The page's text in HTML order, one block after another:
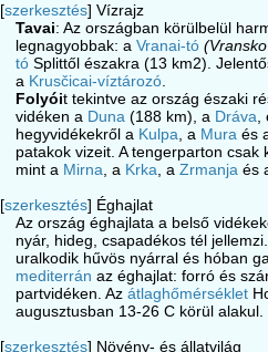
[szerkesztés] Vízrajz
Tavai: Az országban körülbelül
legnagyobbak: a Vranai-tó
tó Splittől északra (13 km2).
a Krusčicai-víztározó
Folyóit tekintve az ország északi
vidéken a Duna (188 km), a Dráva
hegyvidékekről a Kulpa , a Mura és
patakok vizeit. A tengerparton
mint a Mirna , a Krka , a Zrmanja és
[szerkesztés] Éghajlat
Az ország éghajlata a belső
nyár, hideg, csapadékos tél
uralkodik hűvös nyárral és hóban
mediterrán az éghajlat: forró és
partvidéken. Az átlaghőmérséklet
augusztusban 13-26 C körül alakul.
[szerkesztés] Növény- és állatvilág